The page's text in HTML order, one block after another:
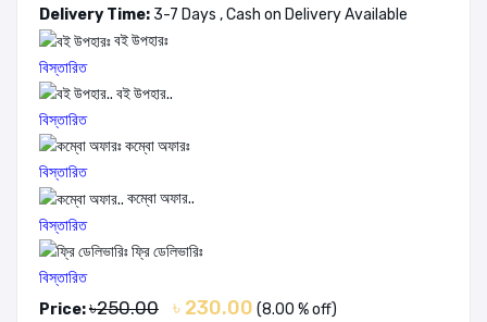
Delivery Time: 3-7 Days , Cash on Delivery Available
বই উপহারঃ
বিস্তারিত
বই উপহার..
বিস্তারিত
কম্বো অফারঃ
বিস্তারিত
কম্বো অফার..
বিস্তারিত
ফ্রি ডেলিভারিঃ
বিস্তারিত
Price:৳250.00 ৳ 230.00 (8.00 % off)